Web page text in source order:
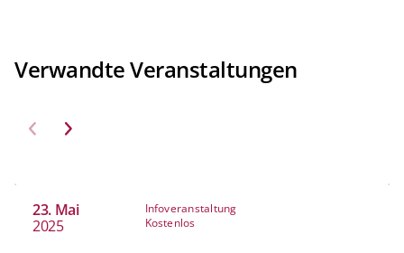
Verwandte Veranstaltungen
23. Mai
2025
Infoveranstaltung
Kostenlos